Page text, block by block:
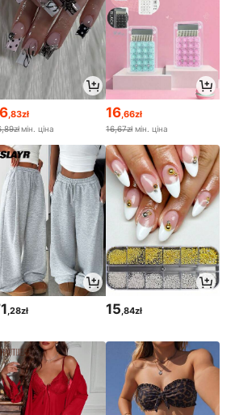
,83zł
мін. ціна
16,66zł
16,67zł мін. ціна
,28zł 15,84zł